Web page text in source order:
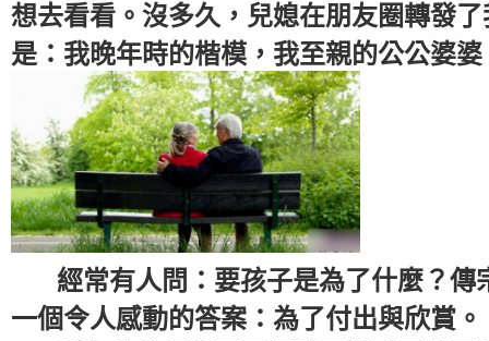
想去看看。沒多久，兒媳在朋友圈轉發
是：我晚年時的楷模，我至親的公公婆婆
經常有人問：要孩子是為了什麼？傳
一個令人感動的答案：為了付出與欣賞。